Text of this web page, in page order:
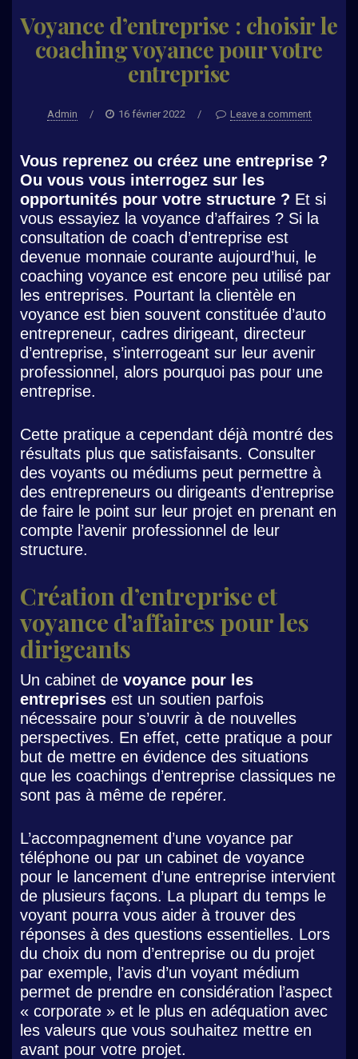
Voyance d’entreprise : choisir le
coaching voyance pour votre
entreprise
Admin / 16 février 2022 / Leave a comment
Vous reprenez ou créez une entreprise ?
Ou vous vous interrogez sur les
opportunités pour votre structure ? Et si
vous essayiez la voyance d’affaires ? Si la
consultation de coach d’entreprise est
devenue monnaie courante aujourd’hui, le
coaching voyance est encore peu utilisé par
les entreprises. Pourtant la clientèle en
voyance est bien souvent constituée d’auto
entrepreneur, cadres dirigeant, directeur
d’entreprise, s’interrogeant sur leur avenir
professionnel, alors pourquoi pas pour une
entreprise.
Cette pratique a cependant déjà montré des
résultats plus que satisfaisants. Consulter
des voyants ou médiums peut permettre à
des entrepreneurs ou dirigeants d’entreprise
de faire le point sur leur projet en prenant en
compte l’avenir professionnel de leur
structure.
Création d’entreprise et
voyance d’affaires pour les
dirigeants
Un cabinet de voyance pour les
entreprises est un soutien parfois
nécessaire pour s’ouvrir à de nouvelles
perspectives. En effet, cette pratique a pour
but de mettre en évidence des situations
que les coachings d’entreprise classiques ne
sont pas à même de repérer.
L’accompagnement d’une voyance par
téléphone ou par un cabinet de voyance
pour le lancement d’une entreprise intervient
de plusieurs façons. La plupart du temps le
voyant pourra vous aider à trouver des
réponses à des questions essentielles. Lors
du choix du nom d’entreprise ou du projet
par exemple, l’avis d’un voyant médium
permet de prendre en considération l’aspect
« corporate » et le plus en adéquation avec
les valeurs que vous souhaitez mettre en
avant pour votre projet.